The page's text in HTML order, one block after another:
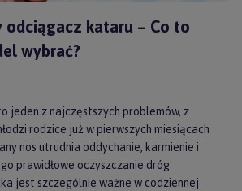
odciągacz kataru – Co to
wybrać?
jeden z najczęstszych problemów, z
rodzice już w pierwszych miesiącach
nos utrudnia oddychanie, karmienie i
prawidłowe oczyszczanie dróg
jest szczególnie ważne w codziennej